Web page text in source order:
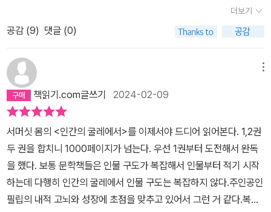
훨씬 행복하게 해줄 수 있을 것이다. 따지고 보면, 노라가 자기를 사랑
하고 있음에 비해, 밀드레드에게는 그의 도움에 대한 감사의 마음밖
에 없다. 하지만 역시 중요한 것은, 사랑을 받는 것보다 사랑을 하는
것. 문제는 그가 지금 온 영혼을 바쳐 밀드레드를 그리워하고 있다는
점이다. 노라와 함께 한나절을 보내기보다 단 십 분이라도 밀드레드
와 같이 있고 싶은 것이며, 노라의 어떤 키스보다도 밀드레드의 그 차
가운 키스 한번이 더 좋은 것이다. '어쩔 수 없어.' 그는 생각했다. '밀
드레드는 이제 내 골수에 사무쳐 있는 거야.'---------- <인간의 굴레
에서 2>, 53~54쪽. ---------- 필립은 밀드레드에 대한 자신의 마
음을 이렇게 정리한다. 그녀가 설령 박정한다 한들, 그녀가 사악하고
저속하다 한들, 설령 미련하고 욕심이 많다 한들 어찌하랴. 이 사랑의
마음을 어찌하랴. 노라와 행복해지고 싶기보다 밀드레드와 불행해지
로 보여 그를 멀리하기도 한다. 어릴 때는 종교에 탐닉하다, 종교의 모
순을 깨닫고 그림이나 문학 등 예술에 빠지기도 하지만 그런 삶에서
사에 도전을 하는 등 여러 직업을 전전한다. 그 어느 것 하나 ‘내 것’이
라고 부를만한 직업이나 열정적으로 매달릴만한 일을 찾지 못하고 이
직업 저 직업 끊임없이 옮겨 다닌다. 이건 생각보다 재능이 없어서, 이
건 생각만큼 재미가 있지 않아서, 이건 알고 보니 겉으로 보는 것과 달
리 전망이 없어서 등등 서른 가까이 되도록 자기만의 길을 찾지 못하
고 허송세월을 보낸다. 심지어 잘 하지도 못하는 주식투자를 해서 물
려받은 유산마저 다 날리고 거지와 다름없는 생활을 하기도 한다. 사
랑에서도 그렇다. 분명히 이 여자와 함께 하는 것이 행복할 것이라는
걸 책을 읽는 사람도 알고, 필립 그 자신도 아는데 그렇지 못한 여자
보니 그것이 어떤 느낌인지 새삼 몸으로 직접 경험해 봤다고 할까. 미
리 좀 이타적인 면모를 보여 타인의 결핍에 관심을 보이고 그들의 공
허함을 토닥토닥 두들겨 메워줬으면 내가 직접 이런 경험을 하지 않
아도 됐을까? 간접적으로는 타인에게 공감하지도 못하고 관심도 두
지 않는 나의 이기심 때문에 신이 나에게 결핍에 관한 직접 체험 기회
를 주신 걸까. 그런 거였다면 진작에 무엇인가를 갖지 못한 사람들의
아픔에 미리 관심을 좀 둘걸 그랬다. 결핍을 몸소 체험하는 건 꽤나 서
러운 일이니 말이다.필요한 것을 갖지 못했다는 사실은 사람을 하염
없이 초라하게 만들고 비굴하게 만들고 서럽게 만들고 우울하게 만든
다. 그것이 무엇이든. 돈이든, 권력이든, 직업이든, 부모든, 형제든, 친
구든, 건강이든, 애정이든, 사랑이든, 집이든. 내 경우를 직접 예를 들
어보자면, 권력과 명예와 그럴 듯한 간판. 이것이 요즘 나를 괴롭히는
더보기
공감 (9) 댓글 (0)
책읽기.com글쓰기 2024-02-09
서머싯 몸의 <인간의 굴레에서>를 이제서야 드디어 읽어본다. 1,2권
두 권을 합치니 1000페이지가 넘는다. 우선 1권부터 도전해서 완독
을 했다. 보통 문학책들은 인물 구도가 복잡해서 인물부터 적기 시작
하는데 다행히 인간의 굴레에서 인물 구도는 복잡하지 않다.​주인공인
필립의 내적 고뇌와 성장에 초점을 맞추고 있어서 그런 거 같다.​복잡